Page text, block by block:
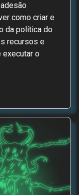
como criar e
da política do
recursos e
executar o